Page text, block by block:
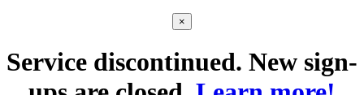
×
Service discontinued. New sign-